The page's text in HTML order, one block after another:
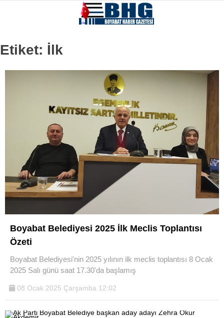
Etiket: İlk
Boyabat Belediyesi 2025 İlk Meclis Toplantısı
Özeti
Boyabat Belediyesi'nin 2025 yılının ilk meclis toplantısı 8 Ocak
2025 Salı günü saat 17.30'da başlamış
08 Ocak 2025 Çarşamba 12:02